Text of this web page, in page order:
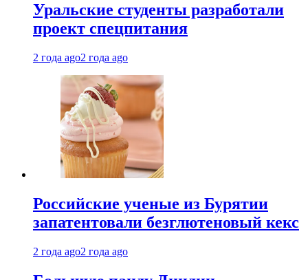
Уральские студенты разработали
проект спецпитания
2 года ago2 года ago
Российские ученые из Бурятии
запатентовали безглютеновый кекс
2 года ago2 года ago